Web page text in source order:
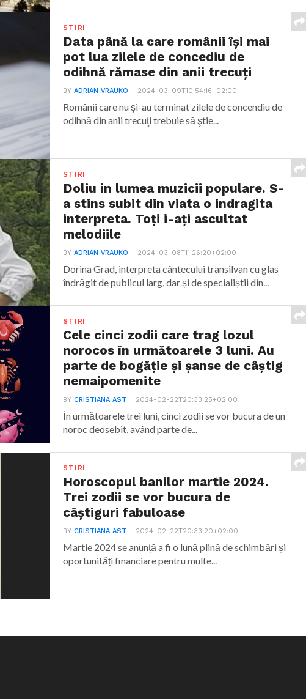
STIRI
Data până la care românii îşi mai
pot lua zilele de concediu de
odihnă rămase din anii trecuţi
BYADRIAN VRAUKO 2024-03-09T10:54:16+02:00
Românii care nu şi-au terminat zilele de concendiu de
odihnă din anii trecuţi trebuie să ştie...
STIRI
Doliu in lumea muzicii populare. S-
a stins subit din viata o indragita
interpreta. Toți i-ați ascultat
melodiile
BYADRIAN VRAUKO 2024-03-08T11:26:20+02:00
Dorina Grad, interpreta cântecului transilvan cu glas
îndrăgit de publicul larg, dar și de specialiștii din...
STIRI
Cele cinci zodii care trag lozul
norocos în următoarele 3 luni. Au
parte de bogăție și șanse de câștig
nemaipomenite
BYCRISTIANA AST 2024-02-22T20:33:25+02:00
În următoarele trei luni, cinci zodii se vor bucura de un
noroc deosebit, având parte de...
STIRI
Horoscopul banilor martie 2024.
Trei zodii se vor bucura de
câștiguri fabuloase
BYCRISTIANA AST 2024-02-22T20:33:20+02:00
Martie 2024 se anunță a fi o lună plină de schimbări și
oportunități financiare pentru multe...